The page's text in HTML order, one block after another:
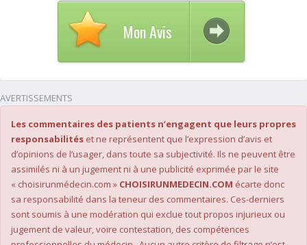
Mon Avis
AVERTISSEMENTS
Les commentaires des patients n’engagent que leurs propres
responsabilités et ne représentent que l’expression d’avis et
d’opinions de l’usager, dans toute sa subjectivité. Ils ne peuvent être
assimilés ni à un jugement ni à une publicité exprimée par le site
« choisirunmédecin.com » CHOISIRUNMEDECIN.COM écarte donc
sa responsabilité dans la teneur des commentaires. Ces-derniers
sont soumis à une modération qui exclue tout propos injurieux ou
jugement de valeur, voire contestation, des compétences